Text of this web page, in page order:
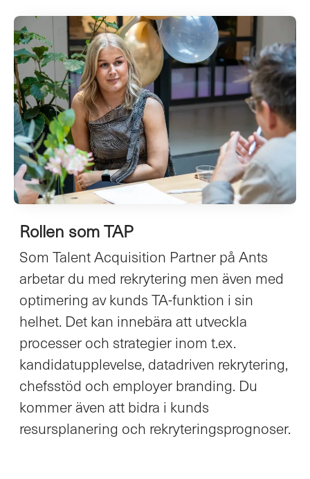
Rollen som TAP
Som Talent Acquisition Partner på Ants
arbetar du med rekrytering men även med
optimering av kunds TA-funktion i sin
helhet. Det kan innebära att utveckla
processer och strategier inom t.ex.
kandidatupplevelse, datadriven rekrytering,
chefsstöd och employer branding. Du
kommer även att bidra i kunds
resursplanering och rekryteringsprognoser.